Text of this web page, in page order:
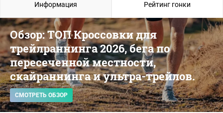
Обзор: ТОП Кроссовки для
трейлраннинга 2026, бега по
пересеченной местности,
скайраннинга и ультра-трейлов.
СМОТРЕТЬ ОБЗОР
Информация Рейтинг гонки